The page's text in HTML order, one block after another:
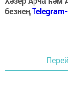
безнең